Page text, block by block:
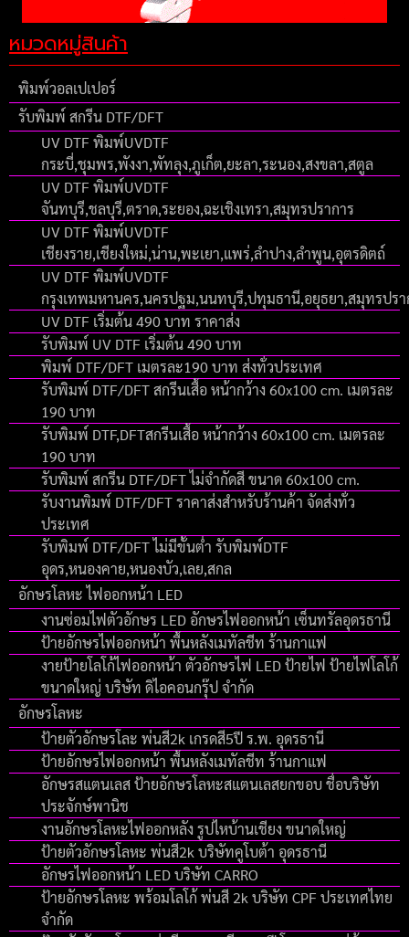
หมวดหมู่สินค้า
พิมพ์วอลเปเปอร์
รับพิมพ์ สกรีน DTF/DFT
UV DTF พิมพ์UVDTF
กระบี่,ชุมพร,พังงา,พัทลุง,ภูเก็ต,ยะลา,ระนอง,สงขลา,สตูล
UV DTF พิมพ์UVDTF
จันทบุรี,ชลบุรี,ตราด,ระยอง,ฉะเชิงเทรา,สมุทรปราการ
UV DTF พิมพ์UVDTF
เชียงราย,เชียงใหม่,น่าน,พะเยา,แพร่,ลำปาง,ลำพูน,อุตรดิตถ์
UV DTF พิมพ์UVDTF
กรุงเทพมหานคร,นครปฐม,นนทบุรี,ปทุมธานี,อยุธยา,สมุทรปร
UV DTF เริ่มต้น 490 บาท ราคาส่ง
รับพิมพ์ UV DTF เริ่มต้น 490 บาท
พิมพ์ DTF/DFT เมตรละ190 บาท ส่งทั่วประเทศ
รับพิมพ์ DTF/DFT สกรีนเสื้อ หน้ากว้าง 60x100 cm. เมตรละ
190 บาท
รับพิมพ์ DTF,DFTสกรีนเสื้อ หน้ากว้าง 60x100 cm. เมตรละ
190 บาท
รับพิมพ์ สกรีน DTF/DFT ไม่จำกัดสี ขนาด 60x100 cm.
รับงานพิมพ์ DTF/DFT ราคาส่งสำหรับร้านค้า จัดส่งทั่ว
ประเทศ
รับพิมพ์ DTF/DFT ไม่มีขั้นต่ำ รับพิมพ์DTF
อุดร,หนองคาย,หนองบัว,เลย,สกล
อักษรโลหะ ไฟออกหน้า LED
งานซ่อมไฟตัวอักษร LED อักษรไฟออกหน้า เซ็นทรัลอุดรธานี
ป้ายอักษรไฟออกหน้า พื้นหลังเมทัลชีท ร้านกาแฟ
งายป้ายโลโก้ไฟออกหน้า ตัวอักษรไฟ LED ป้ายไฟ ป้ายไฟโลโก้
ขนาดใหญ่ บริษัท ดิไอคอนกรุ๊ป จํากัด
อักษรโลหะ
ป้ายตัวอักษรโละ พ่นสี2k เกรดสี5ปี ร.พ. อุดรธานี
ป้ายอักษรไฟออกหน้า พื้นหลังเมทัลชีท ร้านกาแฟ
อักษรสแตนเลส ป้ายอักษรโลหะสแตนเลสยกขอบ ชื่อบริษัท
ประจักษ์พานิช
งานอักษรโลหะไฟออกหลัง รูปไหบ้านเชียง ขนาดใหญ่
ป้ายตัวอักษรโลหะ พ่นสี2k บริษัทคูโบต้า อุดรธานี
อักษรไฟออกหน้า LED บริษัท CARRO
ป้ายอักษรโลหะ พร้อมโลโก้ พ่นสี 2k บริษัท CPF ประเทศไทย
จำกัด